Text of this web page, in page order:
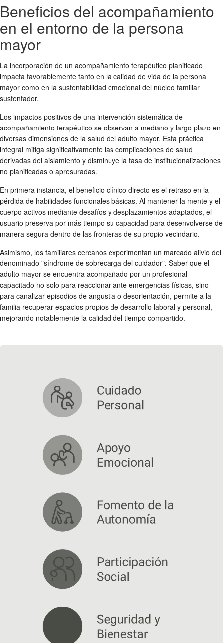
Beneficios del acompañamiento
en el entorno de la persona
mayor
La incorporación de un acompañamiento terapéutico planificado
impacta favorablemente tanto en la calidad de vida de la persona
mayor como en la sustentabilidad emocional del núcleo familiar
sustentador.
Los impactos positivos de una intervención sistemática de
acompañamiento terapéutico se observan a mediano y largo plazo en
diversas dimensiones de la salud del adulto mayor. Esta práctica
integral mitiga significativamente las complicaciones de salud
derivadas del aislamiento y disminuye la tasa de institucionalizaciones
no planificadas o apresuradas.
En primera instancia, el beneficio clínico directo es el retraso en la
pérdida de habilidades funcionales básicas. Al mantener la mente y el
cuerpo activos mediante desafíos y desplazamientos adaptados, el
usuario preserva por más tiempo su capacidad para desenvolverse de
manera segura dentro de las fronteras de su propio vecindario.
Asimismo, los familiares cercanos experimentan un marcado alivio del
denominado "síndrome de sobrecarga del cuidador". Saber que el
adulto mayor se encuentra acompañado por un profesional
capacitado no solo para reaccionar ante emergencias físicas, sino
para canalizar episodios de angustia o desorientación, permite a la
familia recuperar espacios propios de desarrollo laboral y personal,
mejorando notablemente la calidad del tiempo compartido.